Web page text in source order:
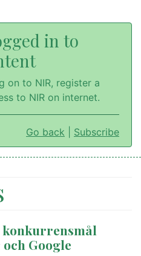
in to
on to NIR, register a
to NIR on internet.
Go back Subscribe
Google